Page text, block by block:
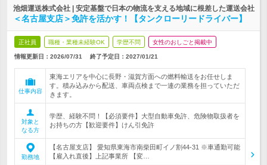
池畑運送株式会社 | 安定基盤で日本の物流を支える地域に根差した運送会社
＜名古屋支店＞免許を活かす！【タンクローリードライバー】
正社員 職種・業種未経験OK 学歴不問 女性のおしごと掲載中
情報更新日：2026/07/31 終了予定日： 2027/01/21
仕事内容
東海エリアを中心に長野・滋賀方面への燃料輸送をお任せしま
す。積み込みから配送、車両点検まで一連の業務を担っていただ
きます。
対象と
なる方
学歴、経験不問！【必須要件】大型自動車免許、危険物取扱者を
お持ちの方【歓迎要件】けん引免許
勤務地
【名古屋支店】 愛知県東海市南柴田町イノ割44-31 ※車通勤可能
【雇入れ直後】上記事業所 【変…